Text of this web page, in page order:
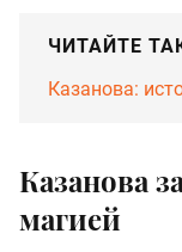
ЧИТАЙТЕ
Казанова:
Казанова
магией